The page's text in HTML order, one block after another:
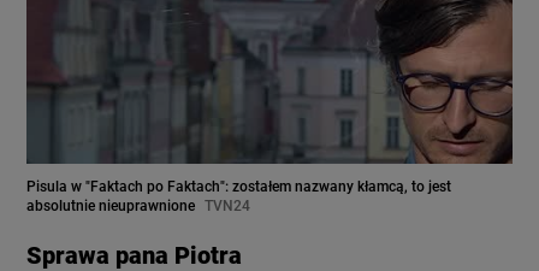
Pisula w "Faktach po Faktach": zostałem nazwany kłamcą, to jest
absolutnie nieuprawnione TVN24
Sprawa pana Piotra